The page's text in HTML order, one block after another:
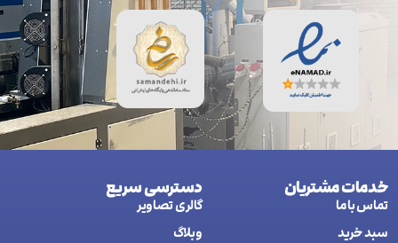
خدمات مشتریان
تماس با ما
سبد خرید
دسترسی سریع
گالری تصاویر
وبلاگ